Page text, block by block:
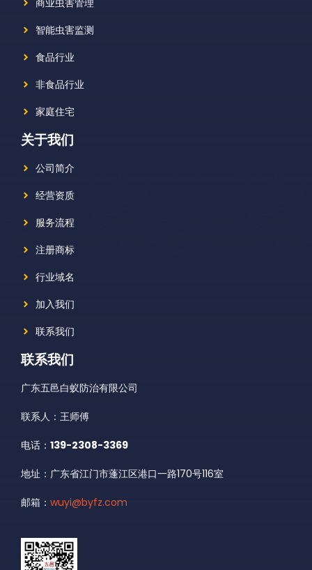
智能虫害监测
食品行业
非食品行业
家庭住宅
关于我们
公司简介
经营资质
服务流程
注册商标
行业域名
加入我们
联系我们
联系我们
广东五邑白蚁防治有限公司
联系人：王师傅
电话： 139-2308-3369
地址：广东省江门市蓬江区港口一路170号116室
邮箱： wuyi@byfz.com